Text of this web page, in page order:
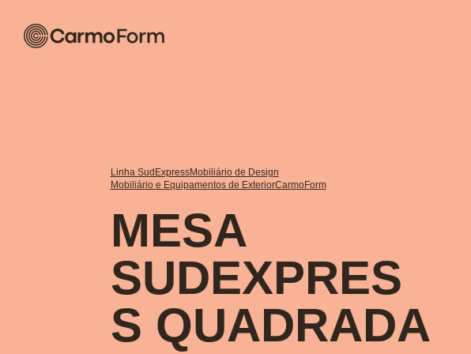
Linha SudExpressMobiliário de Design
Mobiliário e Equipamentos de ExteriorCarmoForm
MESA
SUDEXPRES
S QUADRADA